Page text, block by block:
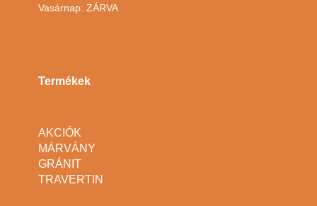
Vasárnap: ZÁRVA
Termékek
AKCIÓK
MÁRVÁNY
GRÁNIT
TRAVERTIN